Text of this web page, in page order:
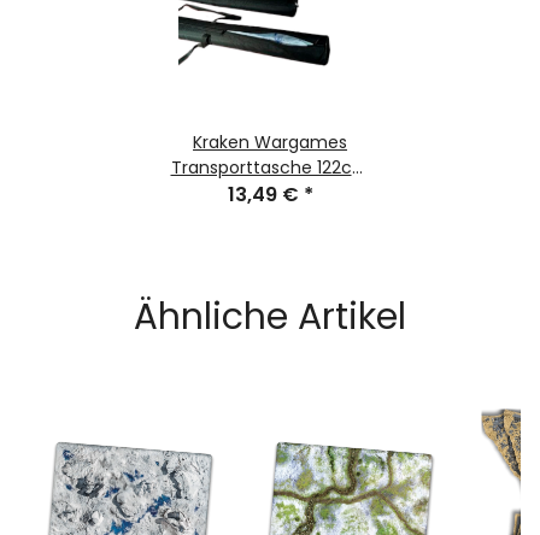
Kraken Wargames
Transporttasche 122cm
für Gaming Mats
13,49 € *
Ähnliche Artikel